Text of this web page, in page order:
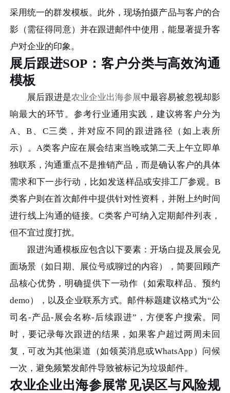
采用统一的群发模板。此外，现场拍摄产品与客户的合
影（需征得同意）并在跟进邮件中使用，能显著提升客
户对企业的印象。
展后跟进SOP：客户分类与高效沟通
模板
展后跟进是农业企业出海参展中最容易被忽视却影
响最大的环节。参考行业通用实践，建议将客户分为
A、B、C三类，并对应不同的跟进路径（如上表所
示）。A类客户应在展会结束当晚或第二天上午立即单
独联系，沟通重点不是推销产品，而是确认客户的具体
需求和下一步行动，比如发送样品或安排工厂参观。B
类客户则在首次邮件中提供针对性资料，并附上约时间
进行线上沟通的链接。C类客户可纳入定期邮件列表，
但不宜过度打扰。
跟进沟通模板应包含以下要素：开场白提及展会见
面场景（如日期、展位号或聊过的内容），简要回顾产
品核心优势，明确提供下一动作（如索取样品、预约
demo），以及企业联系方式。邮件标题建议格式为“公
司名-产品-展会名称-后续跟进”，方便客户搜索。同
时，要记录每次跟进的结果，如果客户超过两周未回
复，可改为其他渠道（如领英消息或WhatsApp）问候
一次，避免频繁发邮件导致被标记为垃圾邮件。
农业企业出海参展常见误区与风险规